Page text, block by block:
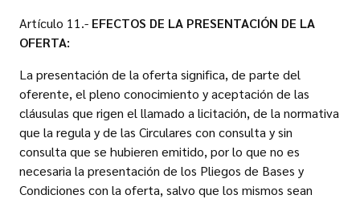
Artículo 11.- EFECTOS DE LA PRESENTACIÓN DE LA
OFERTA:
La presentación de la oferta significa, de parte del
oferente, el pleno conocimiento y aceptación de las
cláusulas que rigen el llamado a licitación, de la normativa
que la regula y de las Circulares con consulta y sin
consulta que se hubieren emitido, por lo que no es
necesaria la presentación de los Pliegos de Bases y
Condiciones con la oferta, salvo que los mismos sean